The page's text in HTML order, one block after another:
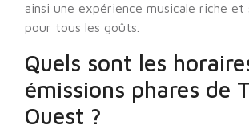
ainsi une expérience musicale riche et
pour tous les goûts.
Quels sont les
émissions phares de
Ouest ?